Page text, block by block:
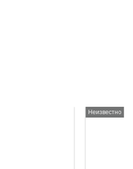
Неизвестно